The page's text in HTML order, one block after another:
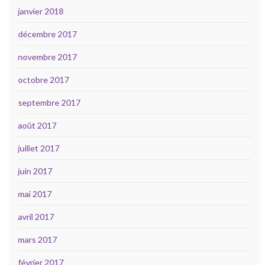
janvier 2018
décembre 2017
novembre 2017
octobre 2017
septembre 2017
août 2017
juillet 2017
juin 2017
mai 2017
avril 2017
mars 2017
février 2017